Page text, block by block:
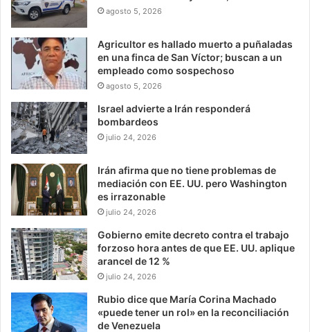
agosto 5, 2026
Agricultor es hallado muerto a puñaladas
en una finca de San Víctor; buscan a un
empleado como sospechoso
agosto 5, 2026
Israel advierte a Irán responderá
bombardeos
julio 24, 2026
Irán afirma que no tiene problemas de
mediación con EE. UU. pero Washington
es irrazonable
julio 24, 2026
Gobierno emite decreto contra el trabajo
forzoso hora antes de que EE. UU. aplique
arancel de 12 %
julio 24, 2026
Rubio dice que María Corina Machado
«puede tener un rol» en la reconciliación
de Venezuela